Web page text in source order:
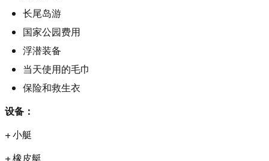
长尾岛游
国家公园费用
浮潜装备
当天使用的毛巾
保险和救生衣
设备：
+ 小艇
+ 橡皮艇